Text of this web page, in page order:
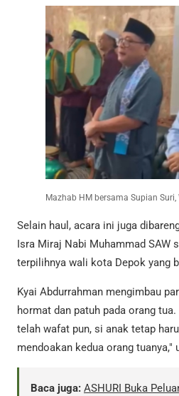
Mazhab HM bersama Supian
Selain haul, acara ini juga
Isra Miraj Nabi Muhammad SAW
terpilihnya wali kota Depok yang
Kyai Abdurrahman mengimbau
hormat dan patuh pada orang
telah wafat pun, si anak tetap
mendoakan kedua orang tuanya,"
Baca juga: ASHURI Buka